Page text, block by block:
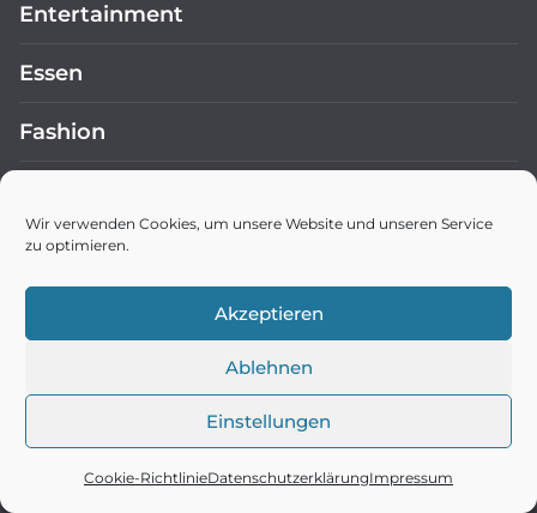
Wir verwenden Cookies, um unsere Website und unseren Service
zu optimieren.
Akzeptieren
Ablehnen
Einstellungen
Cookie-RichtlinieDatenschutzerklärungImpressum
Entertainment
Essen
Fashion
Frauen
Globales